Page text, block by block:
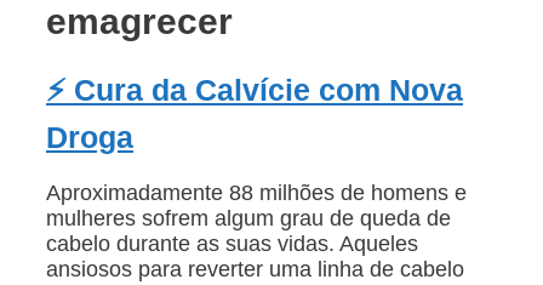
emagrecer
⚡ Cura da Calvície com Nova
Droga
Aproximadamente 88 milhões de homens e
mulheres sofrem algum grau de queda de
cabelo durante as suas vidas. Aqueles
ansiosos para reverter uma linha de cabelo